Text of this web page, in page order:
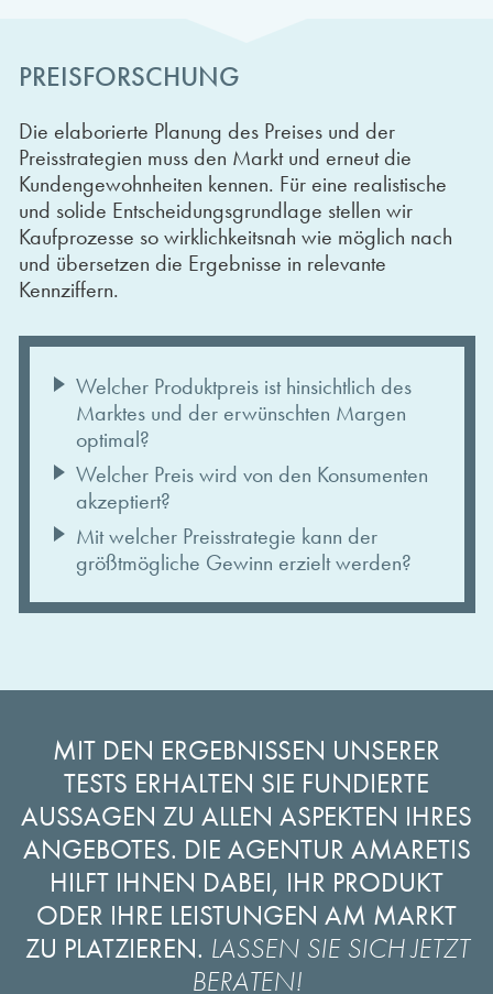
PREISFORSCHUNG
Die elaborierte Planung des Preises und der
Preisstrategien muss den Markt und erneut die
Kundengewohnheiten kennen. Für eine realistische
und solide Entscheidungsgrundlage stellen wir
Kaufprozesse so wirklichkeitsnah wie möglich nach
und übersetzen die Ergebnisse in relevante
Kennziffern.
Welcher Produktpreis ist hinsichtlich des
Marktes und der erwünschten Margen
optimal?
Welcher Preis wird von den Konsumenten
akzeptiert?
Mit welcher Preisstrategie kann der
größtmögliche Gewinn erzielt werden?
MIT DEN ERGEBNISSEN UNSERER
TESTS ERHALTEN SIE FUNDIERTE
AUSSAGEN ZU ALLEN ASPEKTEN IHRES
ANGEBOTES. DIE AGENTUR AMARETIS
HILFT IHNEN DABEI, IHR PRODUKT
ODER IHRE LEISTUNGEN AM MARKT
ZU PLATZIEREN. LASSEN SIE SICH JETZT
BERATEN!